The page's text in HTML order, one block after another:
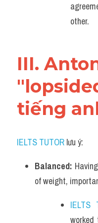
other.
III.
tiếng
IELTS TUTOR lưu ý:
Balanced:
of weight,
IELTS